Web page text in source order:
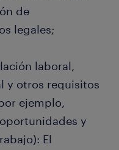
de
legales;
laboral,
y otros requisitos
ejemplo,
y
El